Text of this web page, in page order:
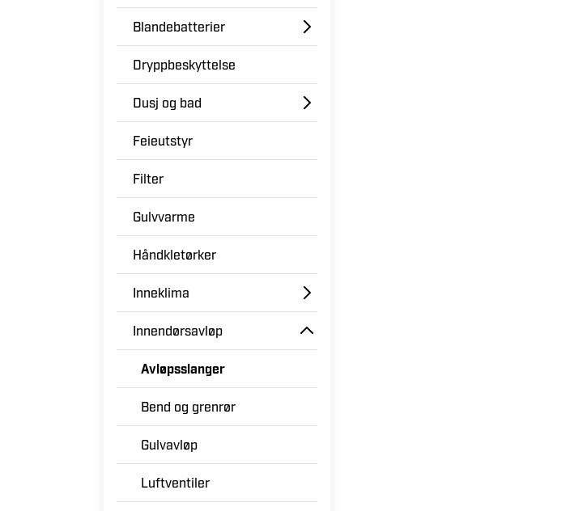
Blandebatterier
Dryppbeskyttelse
Dusj og bad
Feieutstyr
Filter
Gulvvarme
Håndkletørker
Inneklima
Innendørsavløp
Avløpsslanger
Bend og grenrør
Gulvavløp
Luftventiler